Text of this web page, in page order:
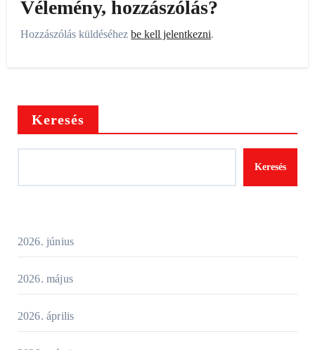
Vélemény, hozzászólás?
Hozzászólás küldéséhezbe kell jelentkezni.
Keresés
Keresés
2026. június
2026. május
2026. április